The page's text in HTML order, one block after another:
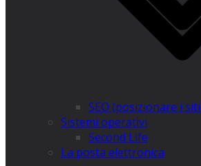
SEO (posizionare i
Sistemi operativi
​Second Life
La posta elettronica